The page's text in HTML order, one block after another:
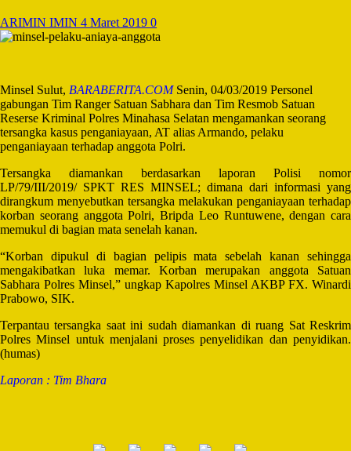
ARIMIN IMIN 4 Maret 2019 0
Minsel Sulut, BARABERITA.COMSenin, 04/03/2019 Personel
gabungan Tim Ranger Satuan Sabhara dan Tim Resmob Satuan
Reserse Kriminal Polres Minahasa Selatan mengamankan seorang
tersangka kasus penganiayaan, AT alias Armando, pelaku
penganiayaan terhadap anggota Polri.
Tersangka diamankan berdasarkan laporan Polisi nomor
LP/79/III/2019/ SPKT RES MINSEL; dimana dari informasi yang
dirangkum menyebutkan tersangka melakukan penganiayaan terhadap
korban seorang anggota Polri, Bripda Leo Runtuwene, dengan cara
memukul di bagian mata senelah kanan.
“Korban dipukul di bagian pelipis mata sebelah kanan sehingga
mengakibatkan luka memar. Korban merupakan anggota Satuan
Sabhara Polres Minsel,” ungkap Kapolres Minsel AKBP FX. Winardi
Prabowo, SIK.
Terpantau tersangka saat ini sudah diamankan di ruang Sat Reskrim
Polres Minsel untuk menjalani proses penyelidikan dan penyidikan.
(humas)
Laporan : Tim Bhara